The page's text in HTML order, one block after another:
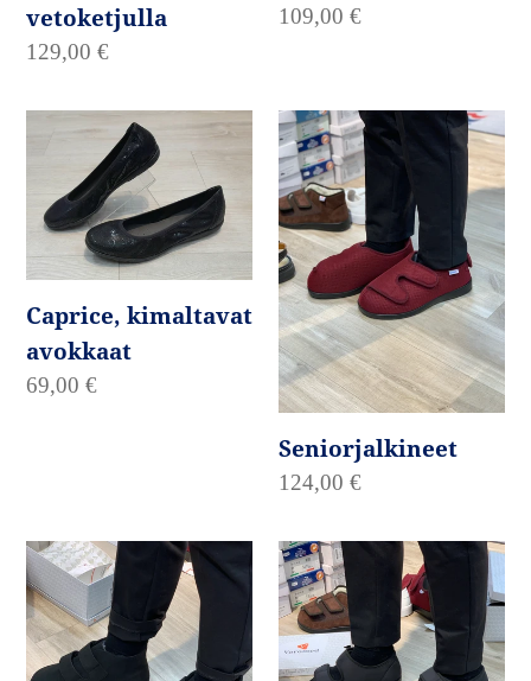
vetoketjulla
Normaalihinta
129,00 €
Normaalihinta
109,00 €
Caprice,
kimaltavat
avokkaat
Caprice, kimaltavat
avokkaat
Normaalihinta
69,00 €
Seniorjalkineet
Seniorjalkineet
Normaalihinta
124,00 €
Seniorkengät,Innsbruck,
EXTRA
TILAVA
Göteborg